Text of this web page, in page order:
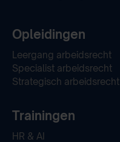
Opleidingen
Leergang arbeidsrecht
Specialist arbeidsrecht
Strategisch arbeidsrecht
Trainingen
HR & AI